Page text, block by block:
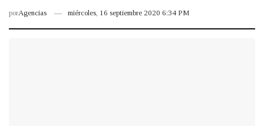
porAgencias miércoles, 16 septiembre 2020 6:34 PM